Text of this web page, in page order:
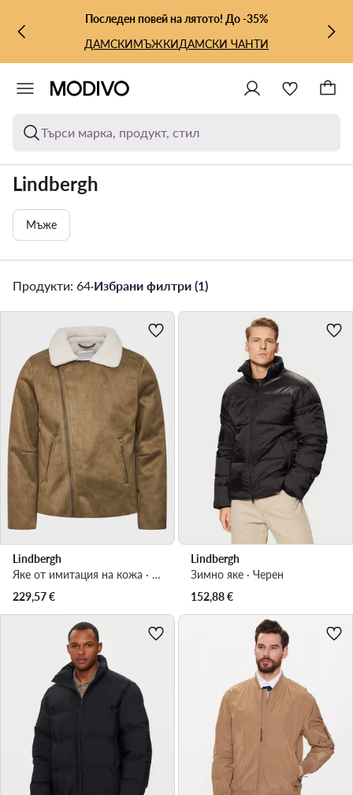
КЪМ ОСНОВНОТО СЪДЪРЖАНИЕ
КЪМ ТЪРСЕНЕПоследен повей на лятото! До -35%
ДАМСКИМЪЖКИДАМСКИ ЧАНТИ
Търси марка, продукт, стил
Lindbergh
Мъже
Продукти: 64·Избрани филтри (1)
Lindbergh
Яке от имитация на кожа · Кафяв
229,57€
Lindbergh
Зимно яке · Черен
152,88€